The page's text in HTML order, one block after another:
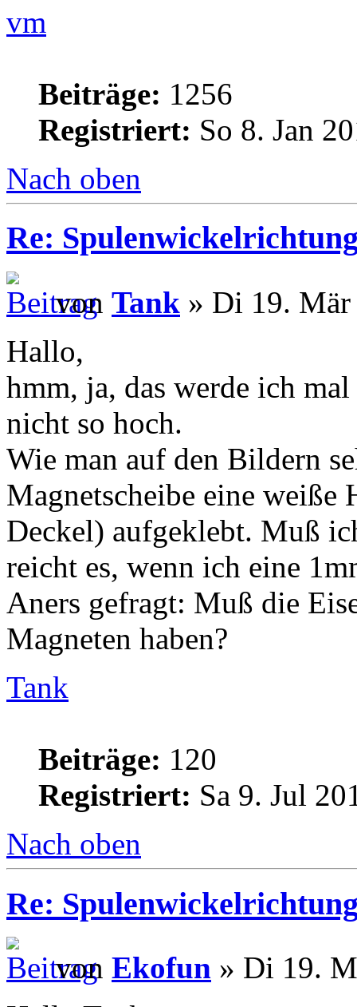
vm
Beiträge: 1256
Registriert: So 8. Jan
Nach oben
Re:
von Tank » Di 19.
Hallo,
hmm, ja, das werde ich
nicht so hoch.
Wie man auf den Bildern
Magnetscheibe eine weiße
Deckel) aufgeklebt. Muß
reicht es, wenn ich eine
Aners gefragt: Muß die
Magneten haben?
Tank
Beiträge: 120
Registriert: Sa 9. Jul
Nach oben
Re:
von Ekofun » Di 19.